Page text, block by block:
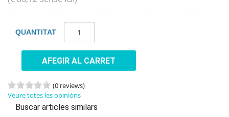
QUANTITAT
AFEGIR AL CARRET
(0 reviews)
Veure totes les opinións
Buscar articles similars